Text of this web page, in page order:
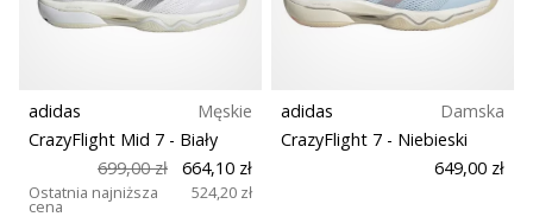
adidas
Męskie
CrazyFlight Mid 7 - Biały
699,00 zł
664,10 zł
Ostatnia najniższa
cena
524,20 zł
adidas
Damska
CrazyFlight 7 - Niebieski
649,00 zł